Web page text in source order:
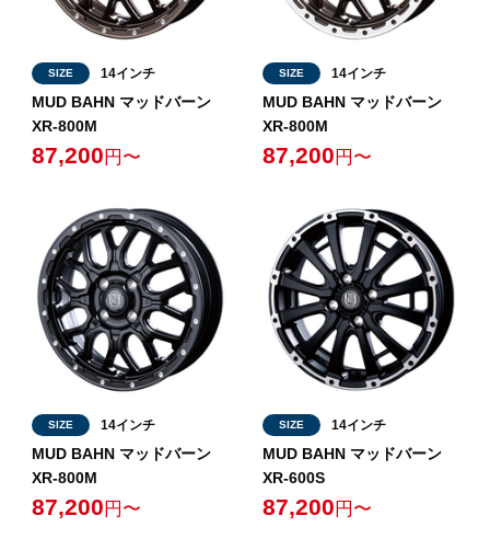
SIZE 14インチ
MUD BAHN マッドバーン
XR-800M
87,200 円〜
SIZE 14インチ
MUD BAHN マッドバーン
XR-800M
87,200 円〜
SIZE 14インチ
MUD BAHN マッドバーン
XR-800M
87,200 円〜
SIZE 14インチ
MUD BAHN マッドバーン
XR-600S
87,200 円〜